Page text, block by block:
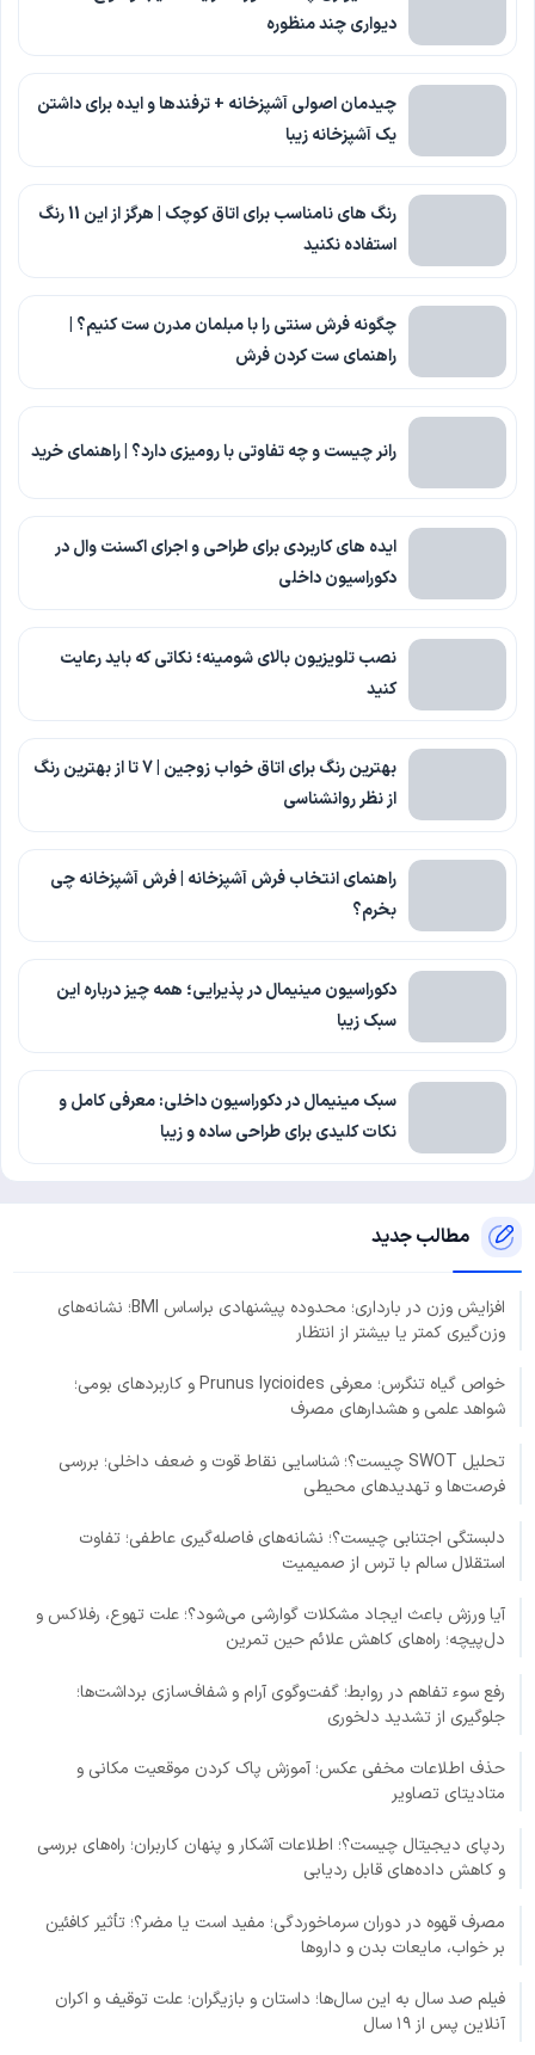
دیواری چند منظوره
چیدمان اصولی آشپزخانه + ترفندها و ایده برای داشتن
یک آشپزخانه زیبا
رنگ های نامناسب برای اتاق کوچک | هرگز از این 11 رنگ
استفاده نکنید
چگونه فرش سنتی را با مبلمان مدرن ست کنیم؟ |
راهنمای ست کردن فرش
رانر چیست و چه تفاوتی با رومیزی دارد؟ | راهنمای خرید
ایده های کاربردی برای طراحی و اجرای اکسنت وال در
دکوراسیون داخلی
نصب تلویزیون بالای شومینه؛ نکاتی که باید رعایت
کنید
بهترین رنگ برای اتاق خواب زوجین | 7 تا از بهترین رنگ
از نظر روانشناسی
راهنمای انتخاب فرش آشپزخانه | فرش آشپزخانه چی
بخرم؟
دکوراسیون مینیمال در پذیرایی؛ همه چیز درباره این
سبک زیبا
سبک مینیمال در دکوراسیون داخلی: معرفی کامل و
نکات کلیدی برای طراحی ساده و زیبا
مطالب جدید
افزایش وزن در بارداری؛ محدوده پیشنهادی براساس BMI؛ نشانه‌های
وزن‌گیری کمتر یا بیشتر از انتظار
خواص گیاه تنگرس؛ معرفی Prunus lycioides و کاربردهای بومی؛
شواهد علمی و هشدارهای مصرف
تحلیل SWOT چیست؟؛ شناسایی نقاط قوت و ضعف داخلی؛ بررسی
فرصت‌ها و تهدیدهای محیطی
دلبستگی اجتنابی چیست؟؛ نشانه‌های فاصله‌گیری عاطفی؛ تفاوت
استقلال سالم با ترس از صمیمیت
آیا ورزش باعث ایجاد مشکلات گوارشی می‌شود؟؛ علت تهوع، رفلاکس و
دل‌پیچه؛ راه‌های کاهش علائم حین تمرین
رفع سوء تفاهم در روابط؛ گفت‌وگوی آرام و شفاف‌سازی برداشت‌ها؛
جلوگیری از تشدید دلخوری
حذف اطلاعات مخفی عکس؛ آموزش پاک کردن موقعیت مکانی و
متادیتای تصاویر
ردپای دیجیتال چیست؟؛ اطلاعات آشکار و پنهان کاربران؛ راه‌های بررسی
و کاهش داده‌های قابل ردیابی
مصرف قهوه در دوران سرماخوردگی؛ مفید است یا مضر؟؛ تأثیر کافئین
بر خواب، مایعات بدن و داروها
فیلم صد سال به این سال‌ها؛ داستان و بازیگران؛ علت توقیف و اکران
آنلاین پس از ۱۹ سال